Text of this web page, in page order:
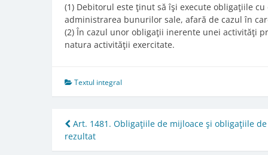
(1) Debitorul este ţinut să îşi execute obligaţiile
administrarea bunurilor sale, afară de cazul în
(2) În cazul unor obligaţii inerente unei activităţi
natura activităţii exercitate.
Textul integral
Post
navigation
Art. 1481. Obligaţiile de mijloace şi obligaţiile de
rezultat